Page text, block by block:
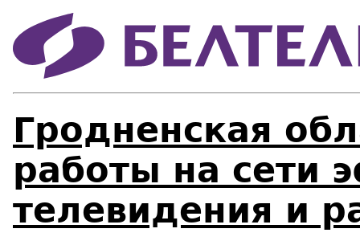
Гродненская
работы на сети
телевидения и